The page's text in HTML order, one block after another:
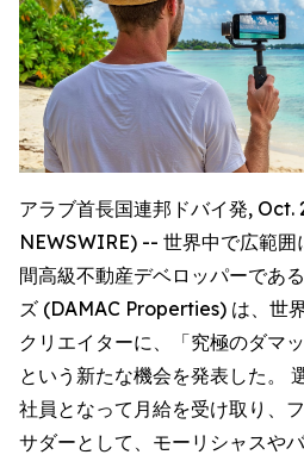
アラブ首長国連邦ドバイ発, Oct.
NEWSWIRE) -- 世界中で広範囲
間高級不動産デベロッパーであ
ズ (DAMAC Properties) は、世
クリエイターに、「究極のダマ
という新たな機会を発表した。
社員となって月給を受け取り、
サダーとして、モーリシャスや